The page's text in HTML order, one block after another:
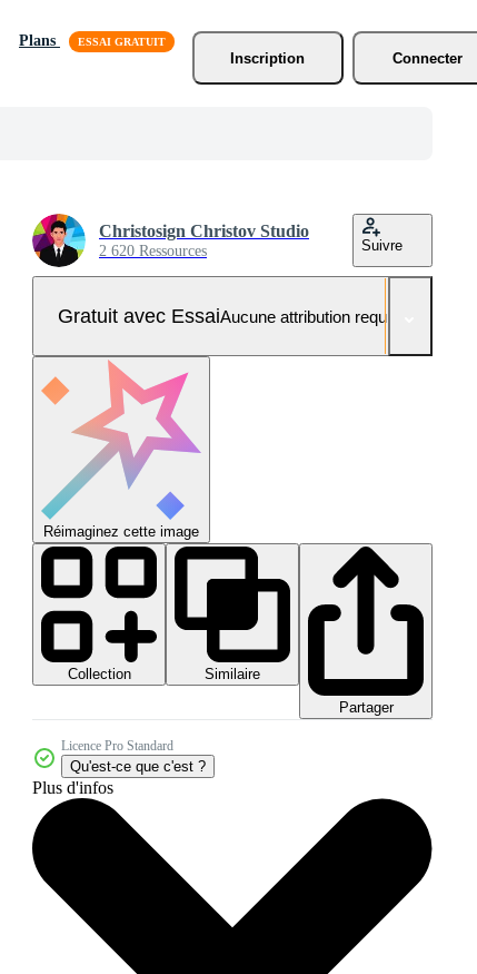
Plans
Inscription
Connecter
Christosign Christov Studio
2 620 Ressources Suivre
Gratuit avec EssaiAucune attribution requise
Réimaginez cette image
Collection
Similaire
Partager
Licence Pro Standard
Qu'est-ce que c'est ?
Plus d'infos